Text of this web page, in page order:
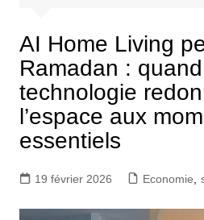
AI Home Living
Ramadan :
technologie
l’espace aux
essentiels
19 février 2026 Economie